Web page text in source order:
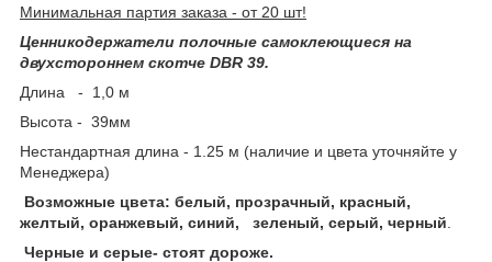
Минимальная партия заказа - от 20 шт!
Ценникодержатели полочные самоклеющиеся на
двухстороннем скотче DBR 39.
Длина - 1,0 м
Высота - 39мм
Нестандартная длина - 1.25 м (наличие и цвета уточняйте у
Менеджера)
Возможные цвета: белый, прозрачный, красный,
желтый, оранжевый, синий, зеленый, серый, черный
Черные и серые- стоят дороже.